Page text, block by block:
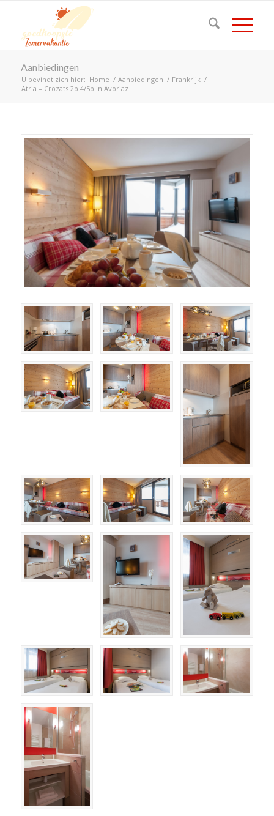
Aanbiedingen
U bevindt zich hier: Home / Aanbiedingen / Frankrijk /
Atria – Crozats 2p 4/5p in Avoriaz